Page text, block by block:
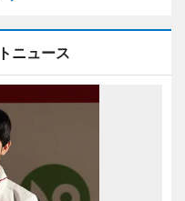
ニュース